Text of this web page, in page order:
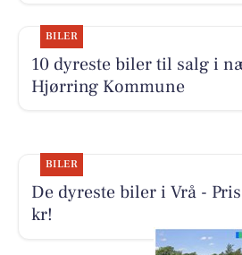
BILER
10 dyreste biler til salg i
Hjørring Kommune
BILER
De dyreste biler i Vrå -
kr!